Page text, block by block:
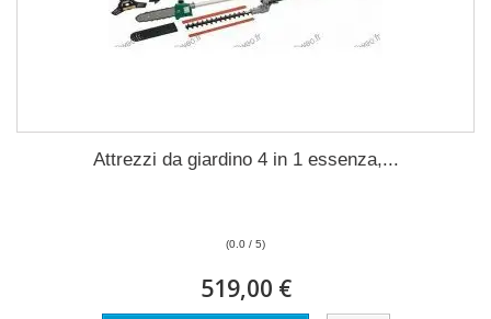
Attrezzi da giardino 4 in 1 essenza,...
(0.0 / 5)
519,00 €